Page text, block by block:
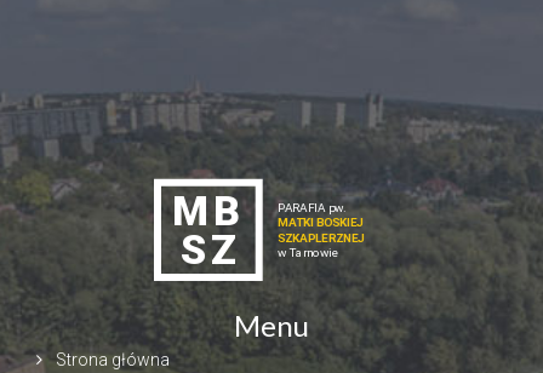
Menu
Strona główna